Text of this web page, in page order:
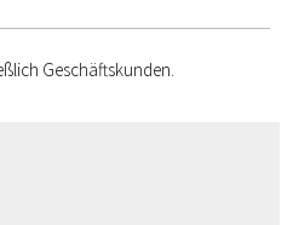
Geschäftskunden.